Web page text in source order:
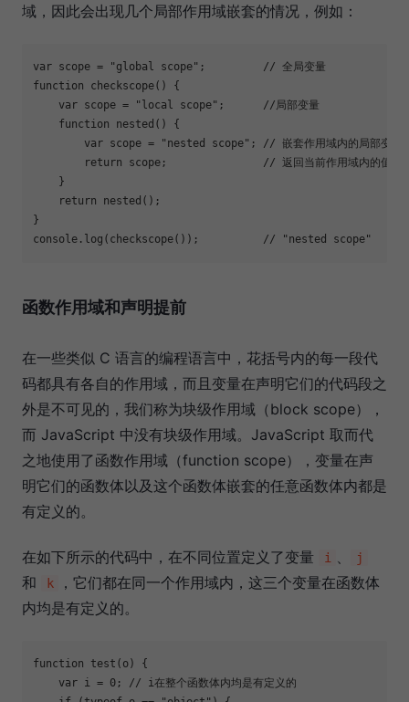
域，因此会出现几个局部作用域嵌套的情况，例如：
var scope = "global scope" ;
// 全局变量
function
checkscope( ) {
var scope = "local scope" ;
//局部变量
function
nested ( ) {
var scope = "nested scope" ;
// 嵌套作用域内的局部变量
return scope;
// 返回当前作用域内的值
    }
return nested();
console .log(checkscope()); // "nested scope"
函数作用域和声明提前
在一些类似 C 语言的编程语言中，花括号内的每一段代
码都具有各自的作用域，而且变量在声明它们的代码段之
外是不可见的，我们称为块级作用域（block scope），
而 JavaScript 中没有块级作用域。JavaScript 取而代
之地使用了函数作用域（function scope），变量在声
明它们的函数体以及这个函数体嵌套的任意函数体内都是
有定义的。
在如下所示的代码中，在不同位置定义了变量 i j
和 k
，它们都在同一个作用域内，这三个变量在函数体
内均是有定义的。
function test ( o) {
var i = 0 ;
// i在整个函数体内均是有定义的